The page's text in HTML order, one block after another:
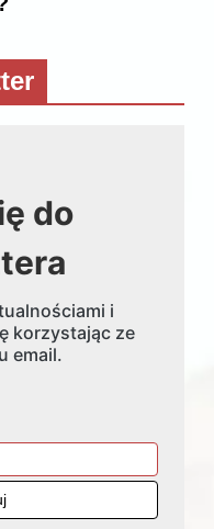
do
i
korzystając ze
email.